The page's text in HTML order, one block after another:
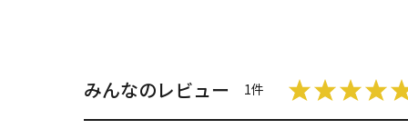
みんなのレビュー 1件